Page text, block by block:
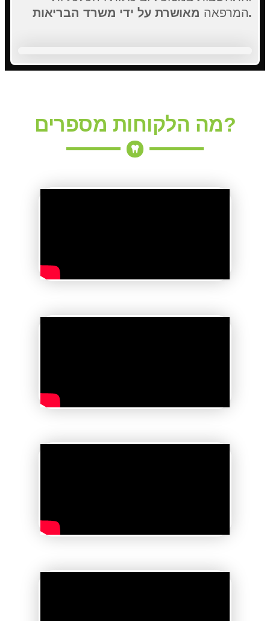
המרפאהמאושרת על ידי משרד הבריאות.
מה הלקוחות מספרים?